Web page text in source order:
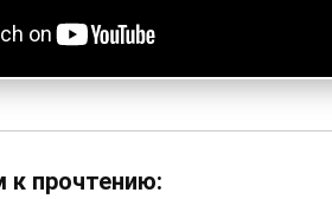
к прочтению: